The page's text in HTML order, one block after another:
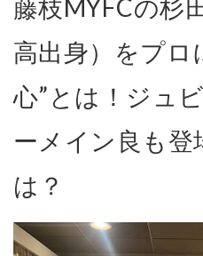
藤枝MYFCの杉
高出身）をプロ
心”とは！ジュ
ーメイン良も登
は？